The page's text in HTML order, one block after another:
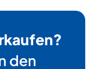
den